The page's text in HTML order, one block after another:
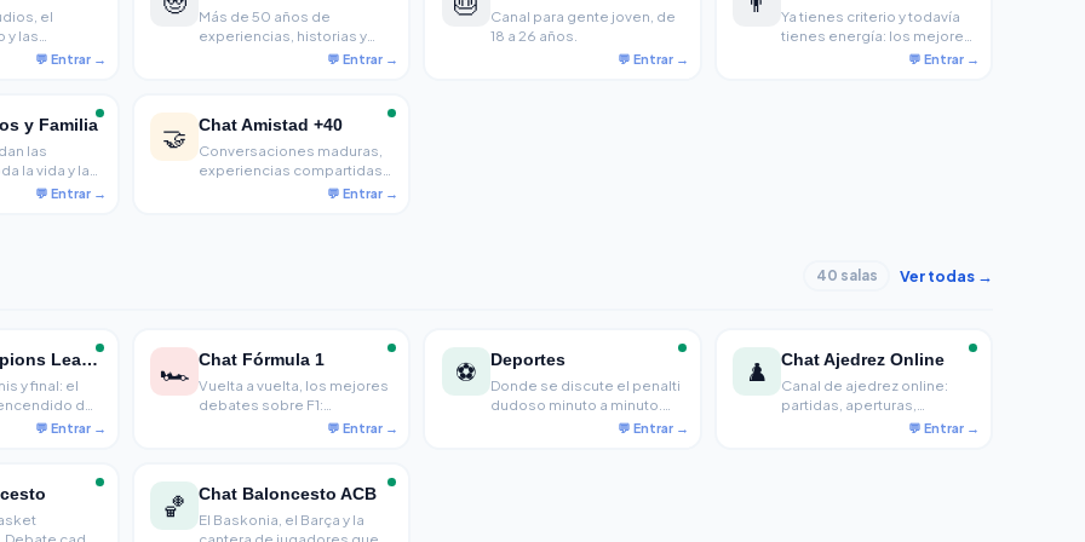
el
y las
Más de 50 años de
experiencias, historias y
criterio. Para quienes
Canal para gente joven, de
18 a 26 años.
Ya tienes criterio y todavía
tienes energía: los mejores
años para charlar de
y Familia
las
la vida y las
importan.
🤝
Chat Amistad +40
Conversaciones maduras,
experiencias compartidas
y amistades reales para
40 salas Ver todas →
Chat Champions League
y final: el
de
a noche
🏎️ Chat Fórmula 1
Vuelta a vuelta, los mejores
debates sobre F1:
estrategias de pit stop,
⚽
Deportes
Donde se discute el penalti
dudoso minuto a minuto.
LaLiga, NBA, Roland Garros
♟️
Chat Ajedrez Online
Canal de ajedrez online:
partidas, aperturas,
torneos y debate con la
cada
🏀
Chat Baloncesto ACB
El Baskonia, el Barça y la
cantera de jugadores que